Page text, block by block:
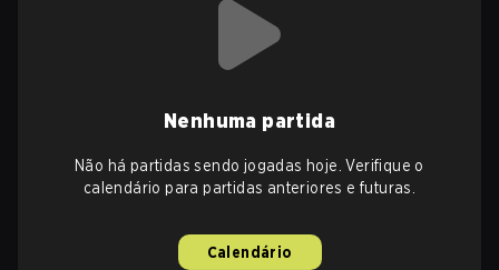
Nenhuma partida
Não há partidas sendo jogadas hoje. Verifique o
calendário para partidas anteriores e futuras.
Calendário